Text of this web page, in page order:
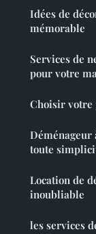
Idées de
mémorable
Services de
pour votre
Choisir votre
Déménageur
toute
Location de
inoubliable
les services